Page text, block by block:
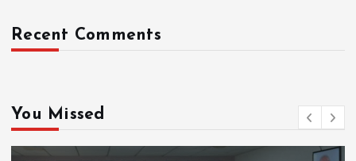
Recent Comments
You Missed